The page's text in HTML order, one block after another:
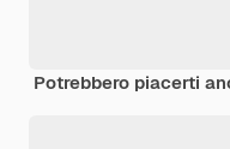
Potrebbero piacerti